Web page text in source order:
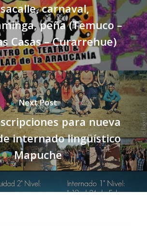
carnaval,
peña (Temuco –
Casas – Curarrehue)
Next Post
para nueva
internado lingüístico
Mapuche